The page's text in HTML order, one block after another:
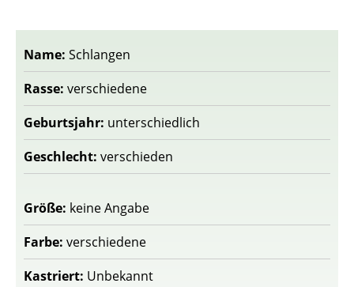
Name: Schlangen
Rasse: verschiedene
Geburtsjahr: unterschiedlich
Geschlecht: verschieden
Größe: keine Angabe
Farbe: verschiedene
Kastriert: Unbekannt